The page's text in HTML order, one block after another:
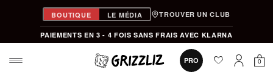
BOUTIQUE LE MÉDIA TROUVER UN CLUB
PAIEMENTS EN 3 - 4 FOIS SANS FRAIS AVEC KLARNA
PRO favorite0
0